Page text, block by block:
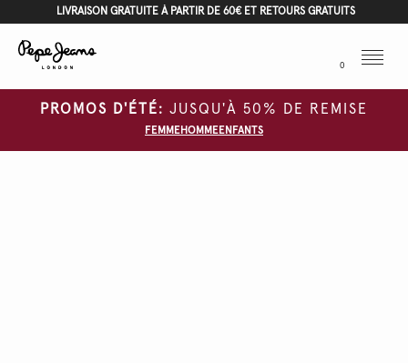
LIVRAISON GRATUITE À PARTIR DE 60€ ET RETOURS GRATUITS
0
Menu
PROMOS D'ÉTÉ: JUSQU'À 50% DE REMISE
FEMMEHOMMEENFANTS